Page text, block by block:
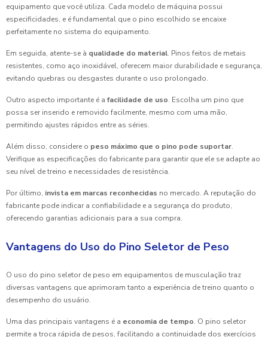
equipamento que você utiliza. Cada modelo de máquina possui
especificidades, e é fundamental que o pino escolhido se encaixe
perfeitamente no sistema do equipamento.
Em seguida, atente-se à qualidade do material. Pinos feitos de metais
resistentes, como aço inoxidável, oferecem maior durabilidade e segurança,
evitando quebras ou desgastes durante o uso prolongado.
Outro aspecto importante é a facilidade de uso. Escolha um pino que
possa ser inserido e removido facilmente, mesmo com uma mão,
permitindo ajustes rápidos entre as séries.
Além disso, considere o peso máximo que o pino pode suportar.
Verifique as especificações do fabricante para garantir que ele se adapte ao
seu nível de treino e necessidades de resistência.
Por último, invista em marcas reconhecidas no mercado. A reputação do
fabricante pode indicar a confiabilidade e a segurança do produto,
oferecendo garantias adicionais para a sua compra.
Vantagens do Uso do Pino Seletor de Peso
O uso do pino seletor de peso em equipamentos de musculação traz
diversas vantagens que aprimoram tanto a experiência de treino quanto o
desempenho do usuário.
Uma das principais vantagens é a economia de tempo. O pino seletor
permite a troca rápida de pesos, facilitando a continuidade dos exercícios